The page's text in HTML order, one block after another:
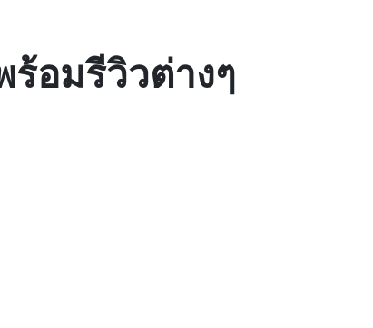
ร้อมรีวิวต่างๆ